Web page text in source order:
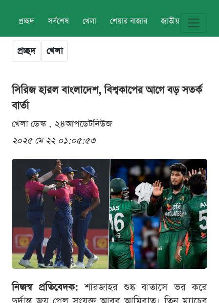
প্রচ্ছদ সর্বশেষ খেলা শেয়ার বাজার জাতীয় বিশ্ব
প্রচ্ছদ খেলা
সিরিজ হারল বাংলাদেশ, বিশ্বকাপের আগে বড় সতর্ক
বার্তা
খেলা ডেস্ক . ২৪আপডেটনিউজ
২০২৫ মে ২২ ০১:০৫:৫৩
নিজস্ব প্রতিবেদক: শারজাহর শুষ্ক বাতাসে ভর করে